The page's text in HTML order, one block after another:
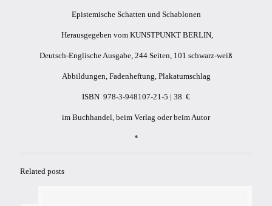
Epistemische Schatten und Schablonen
Herausgegeben vom KUNSTPUNKT BERLIN,
Deutsch-Englische Ausgabe, 244 Seiten, 101 schwarz-weiß
Abbildungen, Fadenheftung, Plakatumschlag
ISBN 978-3-948107-21-5 | 38 €
im Buchhandel, beim Verlag oder beim Autor
*
Related posts